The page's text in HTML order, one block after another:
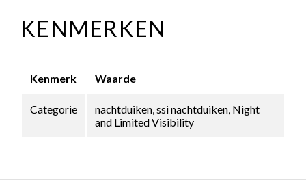
KENMERKEN
Kenmerk Waarde
Categorie
nachtduiken, ssi nachtduiken, Night
and Limited Visibility